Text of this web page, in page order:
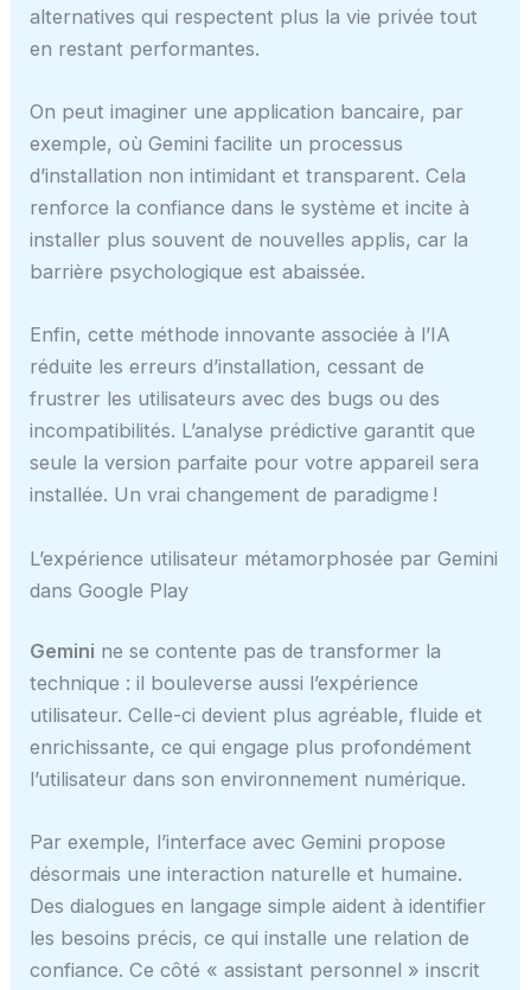
alternatives qui respectent plus la vie privée tout
en restant performantes.
On peut imaginer une application bancaire, par
exemple, où Gemini facilite un processus
d’installation non intimidant et transparent. Cela
renforce la confiance dans le système et incite à
installer plus souvent de nouvelles applis, car la
barrière psychologique est abaissée.
Enfin, cette méthode innovante associée à l’IA
réduite les erreurs d’installation, cessant de
frustrer les utilisateurs avec des bugs ou des
incompatibilités. L’analyse prédictive garantit que
seule la version parfaite pour votre appareil sera
installée. Un vrai changement de paradigme !
L’expérience utilisateur métamorphosée par Gemini
dans Google Play
Gemini ne se contente pas de transformer la
technique : il bouleverse aussi l’expérience
utilisateur. Celle-ci devient plus agréable, fluide et
enrichissante, ce qui engage plus profondément
l’utilisateur dans son environnement numérique.
Par exemple, l’interface avec Gemini propose
désormais une interaction naturelle et humaine.
Des dialogues en langage simple aident à identifier
les besoins précis, ce qui installe une relation de
confiance. Ce côté « assistant personnel » inscrit